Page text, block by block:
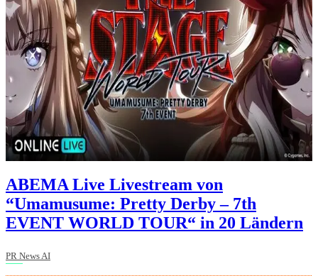
ABEMA Live Livestream von
“Umamusume: Pretty Derby – 7th
EVENT WORLD TOUR“ in 20 Ländern
PR News AI